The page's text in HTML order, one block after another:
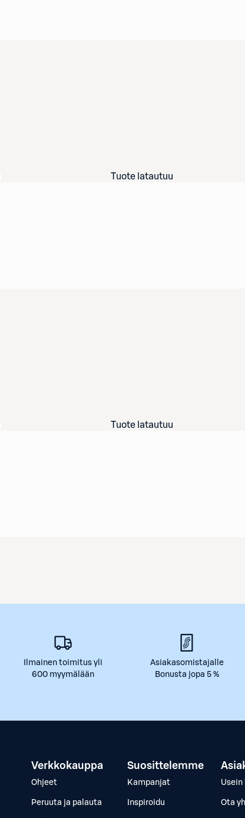
Tuote latautuu
Tuote latautuu
Ilmainen toimitus yli
600 myymälään
Asiakasomistajalle
Bonusta jopa 5 %
Verkkokauppa
Ohjeet
Peruuta ja palauta
Suosittelemme
Kampanjat
Inspiroidu Ota